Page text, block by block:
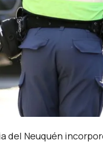
del Neuquén